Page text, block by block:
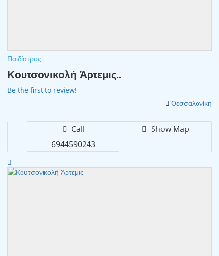
Παιδίατρος
Κουτσονικολή Άρτεμις...
Be the first to review!
Θεσσαλονίκη
Call
6944590243
Show Map